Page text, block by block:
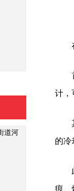
道河
首
计，
其
的冷
此
痕、